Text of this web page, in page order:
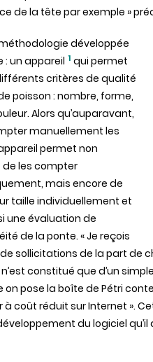
de la tête par exemple »
développée
: un appareil 1 qui permet
critères de qualité
poisson : nombre, forme,
Alors qu’auparavant,
manuellement les
permet non
les compter
mais encore de
taille individuellement et
une évaluation de
de la ponte. « Je reçois
sollicitations de la part de
constitué que d’un
on pose la boîte de Pétri
à coût réduit sur Internet ».
du logiciel